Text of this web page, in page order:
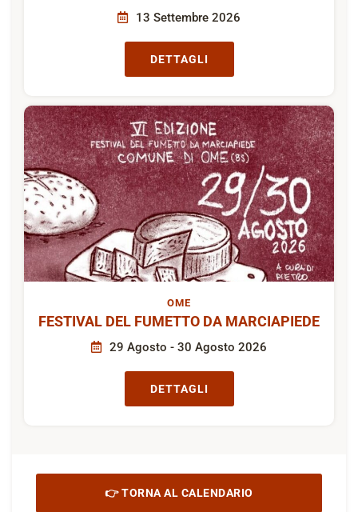
13 Settembre 2026
DETTAGLI
OME
FESTIVAL DEL FUMETTO DA MARCIAPIEDE
29 Agosto - 30 Agosto 2026
DETTAGLI
👉 TORNA AL CALENDARIO